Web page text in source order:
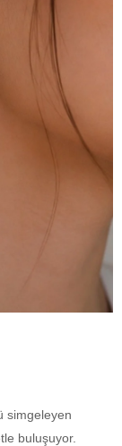
simgeleyen
buluşuyor.